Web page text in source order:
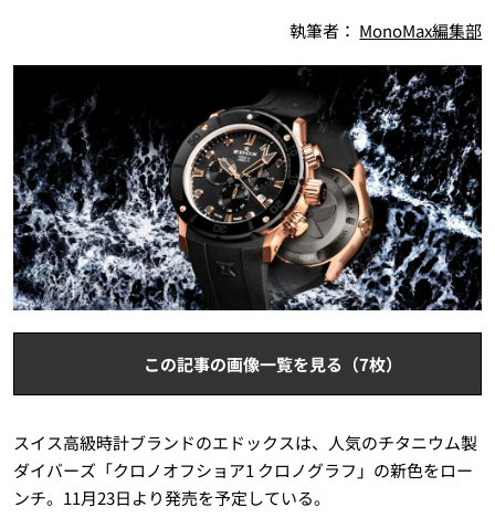
執筆者： MonoMax編集部
この記事の画像一覧を見る（7枚）
スイス高級時計ブランドのエドックスは、人気のチタニウム製
ダイバーズ「クロノオフショア1 クロノグラフ」の新色をロー
ンチ。11月23日より発売を予定している。